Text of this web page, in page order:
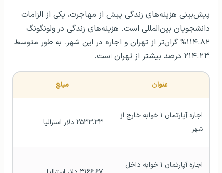
پیش‌بینی هزینه‌های زندگی پیش از مهاجرت، یکی از الزامات
دانشجویان بین‌المللی است. هزینه‌های زندگی در ولونگونگ
۱۱۴.۸۲% گران‌تر از تهران و اجاره در این شهر، به طور متوسط
۲۱۴.۲۳ درصد بیشتر از تهران است.
عنوان مبلغ
شهر